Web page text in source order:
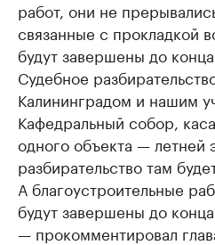
работ, они не
связанные с прокладкой
будут завершены до
Судебное
Калининградом и нашим
Кафедральный собор,
одного объекта — летней
разбирательство там
А благоустроительные
будут завершены до
— прокомментировал